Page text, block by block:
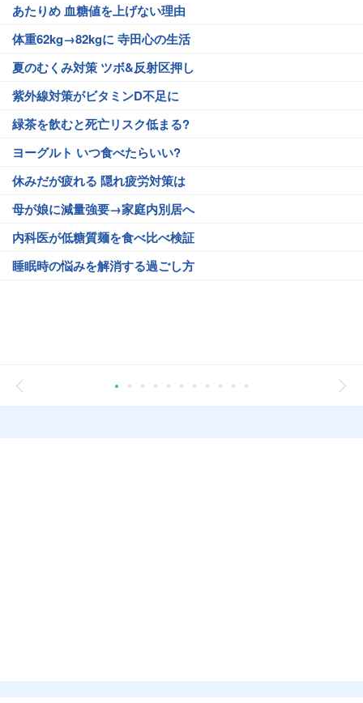
あたりめ 血糖値を上げない理由
体重62kg→82kgに 寺田心の生活
夏のむくみ対策 ツボ&反射区押し
紫外線対策がビタミンD不足に
緑茶を飲むと死亡リスク低まる?
ヨーグルト いつ食べたらいい?
休みだが疲れる 隠れ疲労対策は
母が娘に減量強要→家庭内別居へ
内科医が低糖質麺を食べ比べ検証
睡眠時の悩みを解消する過ごし方